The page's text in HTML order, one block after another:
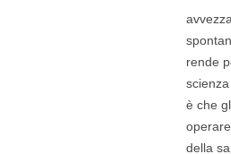
rende
è che
della